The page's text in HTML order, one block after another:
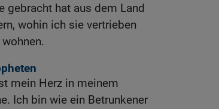
gebracht hat aus dem Land
wohin ich sie vertrieben
mein Herz in meinem
Ich bin wie ein Betrunkener